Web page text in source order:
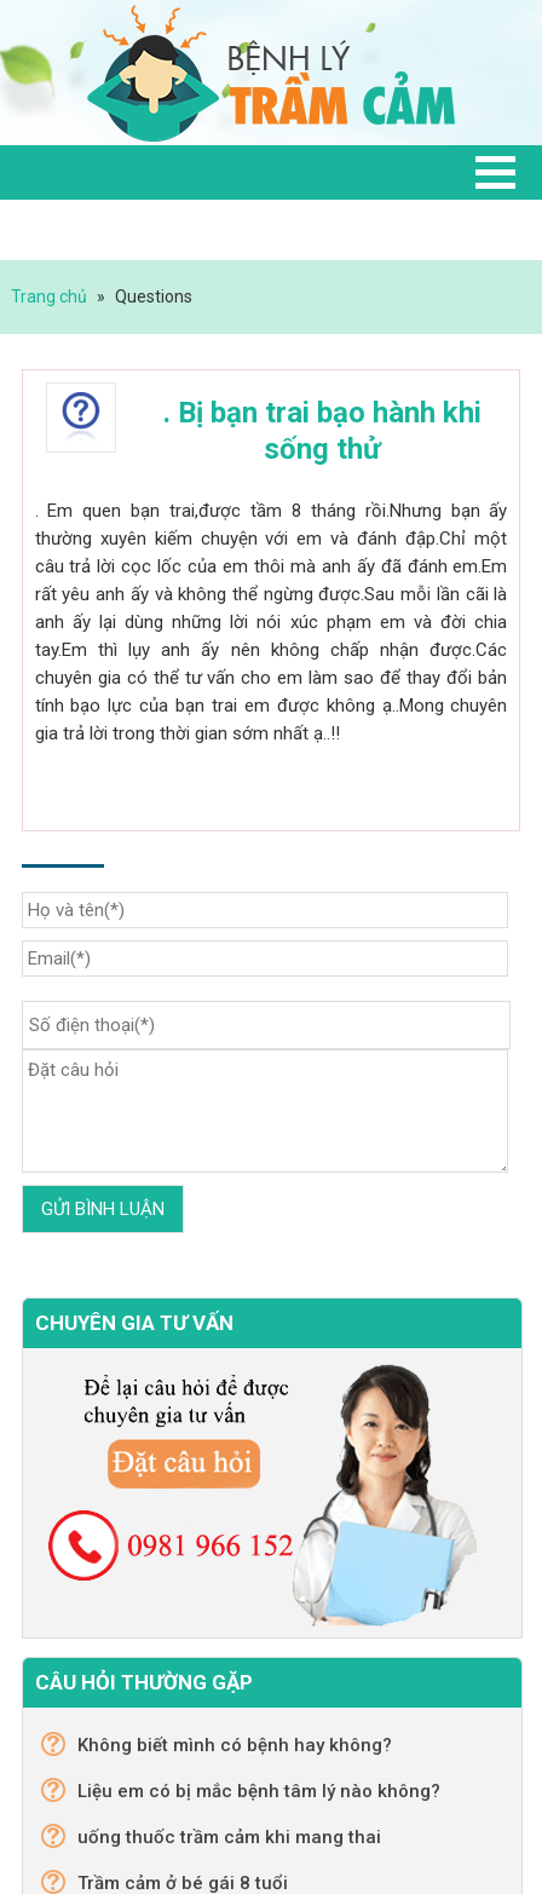
Trang chủ » Questions
. Bị bạn trai bạo hành khi
sống thử
. Em quen bạn trai,được tầm 8 tháng rồi.Nhưng bạn ấy
thường xuyên kiếm chuyện với em và đánh đập.Chỉ một
câu trả lời cọc lốc của em thôi mà anh ấy đã đánh em.Em
rất yêu anh ấy và không thể ngừng được.Sau mỗi lần cãi là
anh ấy lại dùng những lời nói xúc phạm em và đời chia
tay.Em thì lụy anh ấy nên không chấp nhận được.Các
chuyên gia có thể tư vấn cho em làm sao để thay đổi bản
tính bạo lực của bạn trai em được không ạ..Mong chuyên
gia trả lời trong thời gian sớm nhất ạ..!!
CHUYÊN GIA TƯ VẤN
CÂU HỎI THƯỜNG GẶP
Không biết mình có bệnh hay không?
Liệu em có bị mắc bệnh tâm lý nào không?
uống thuốc trầm cảm khi mang thai
Trầm cảm ở bé gái 8 tuổi